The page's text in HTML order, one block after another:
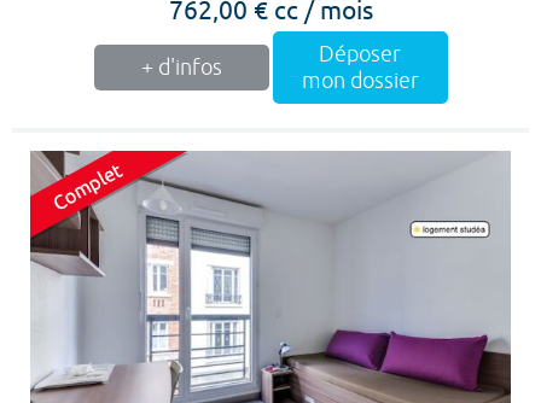
762,00 € cc / mois
+ d'infos
Déposer
mon dossier